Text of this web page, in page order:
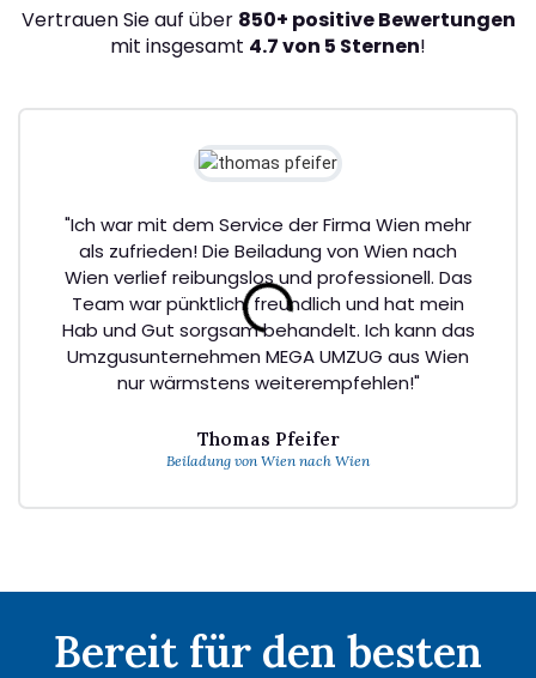
Vertrauen Sie auf über 850+ positive Bewertungen
mit insgesamt 4.7 von 5 Sternen!
"Ich war mit dem Service der Firma Wien mehr
als zufrieden! Die Beiladung von Wien nach
Wien verlief reibungslos und professionell. Das
Team war pünktlich, freundlich und hat mein
Hab und Gut sorgsam behandelt. Ich kann das
Umzgusunternehmen MEGA UMZUG aus Wien
nur wärmstens weiterempfehlen!"
Thomas Pfeifer
Beiladung von Wien nach Wien
Bereit für den besten